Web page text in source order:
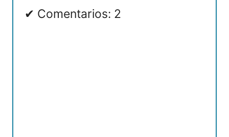
Comentarios: 2